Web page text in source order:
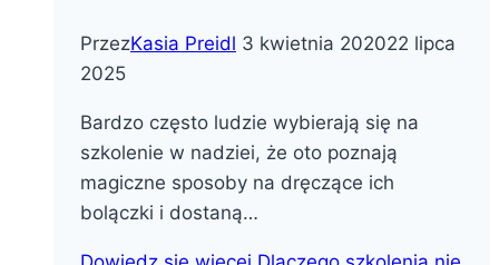
PrzezKasia Preidl 3 kwietnia 202022 lipca
2025
Bardzo często ludzie wybierają się na
szkolenie w nadziei, że oto poznają
magiczne sposoby na dręczące ich
bolączki i dostaną…